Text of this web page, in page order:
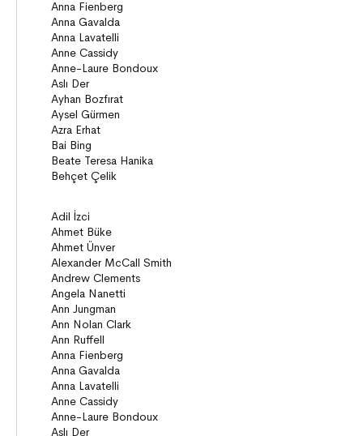
Anlatı
ON8 (15+)
Roman
Diziler
Öyküler
Anlatı
Gizemli Maceralar Koleksiyonu
Diziler
Behiç Ak Yetişkin Kitapları
Öykü